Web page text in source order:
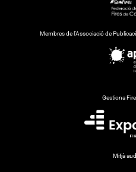
Membres de l’Associació de
Gestiona
Mitjà